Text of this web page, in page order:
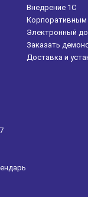
Внедрение 1С
Корпоративным
Электронный
Заказать
Доставка и